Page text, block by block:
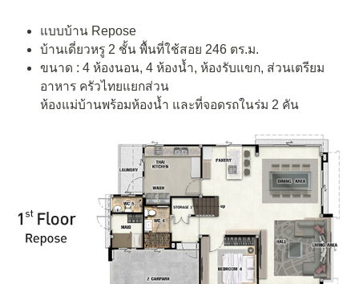
แบบบ้าน Repose
บ้านเดี่ยวหรู 2 ชั้น พื้นที่ใช้สอย 246 ตร.ม.
ขนาด : 4 ห้องนอน, 4 ห้องน้ำ, ห้องรับแขก, ส่วนเตรียม
อาหาร ครัวไทยแยกส่วน
ห้องแม่บ้านพร้อมห้องน้ำ และที่จอดรถในร่ม 2 คัน